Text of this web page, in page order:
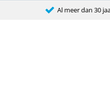
Al meer dan 30